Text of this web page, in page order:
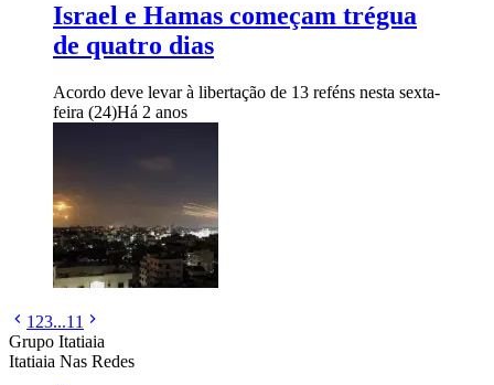
Israel e Hamas começam trégua
de quatro dias
Acordo deve levar à libertação de 13 reféns nesta sexta-
feira (24)Há 2 anos
1 23...11
Grupo Itatiaia
Itatiaia Nas Redes